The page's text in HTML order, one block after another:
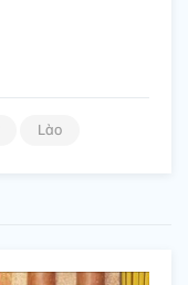
Lào